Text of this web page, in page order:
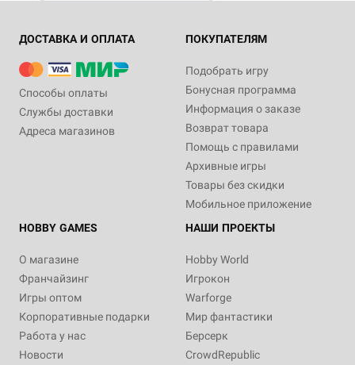
ДОСТАВКА И ОПЛАТА
Способы оплаты
Службы доставки
Адреса магазинов
ПОКУПАТЕЛЯМ
Подобрать игру
Бонусная программа
Информация о заказе
Возврат товара
Помощь с правилами
Архивные игры
Товары без скидки
Мобильное приложение
HOBBY GAMES
О магазине
Франчайзинг
Игры оптом
Корпоративные подарки
Работа у нас
Новости
НАШИ ПРОЕКТЫ
Hobby World
Игрокон
Warforge
Мир фантастики
Берсерк
CrowdRepublic